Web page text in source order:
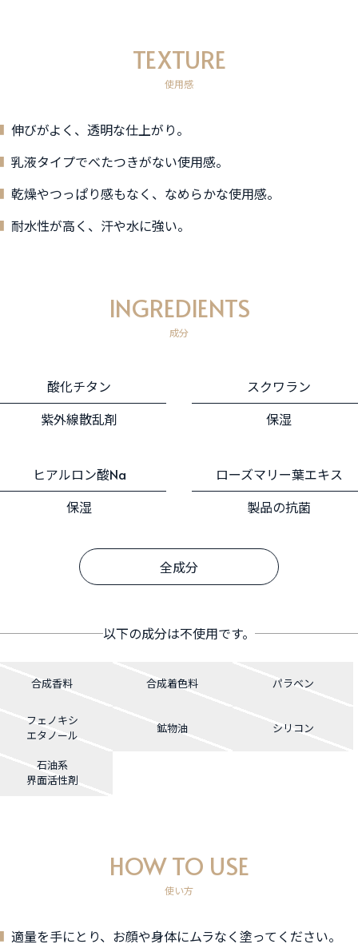
TEXTURE
使用感
伸びがよく、透明な仕上がり。
乳液タイプでべたつきがない使用感。
乾燥やつっぱり感もなく、なめらかな使用感。
耐水性が高く、汗や水に強い。
INGREDIENTS
成分
酸化チタン
紫外線散乱剤
スクワラン
保湿
ヒアルロン酸Na
保湿
ローズマリー葉エキス
製品の抗菌
全成分
以下の成分は不使用です。
合成香料 合成着色料 パラベン
フェノキシ
エタノール
鉱物油 シリコン
石油系
界面活性剤
HOW TO USE
使い方
適量を手にとり、お顔や身体にムラなく塗ってください。